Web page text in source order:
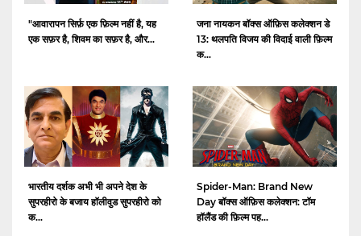
"आवारापन सिर्फ़ एक फ़िल्म नहीं है, यह
एक सफ़र है, शिवम का सफ़र है, और...
जना नायकन बॉक्स ऑफ़िस कलेक्शन डे
13: थलपति विजय की विदाई वाली फ़िल्म
क...
भारतीय दर्शक अभी भी अपने देश के
सुपरहीरो के बजाय हॉलीवुड सुपरहीरो को
क...
Spider-Man: Brand New
Day बॉक्स ऑफ़िस कलेक्शन: टॉम
हॉलैंड की फ़िल्म पह...